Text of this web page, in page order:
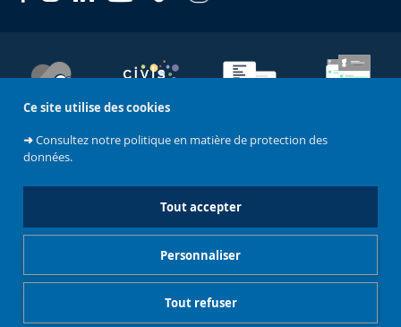
Ce site utilise des cookies
➜Consultez notre politique en matière de protection des
données.
Tout accepter
Tout refuser
Personnaliser
Soutenez
Charte de modération - Réseaux sociaux
Gestionnaire de cookies